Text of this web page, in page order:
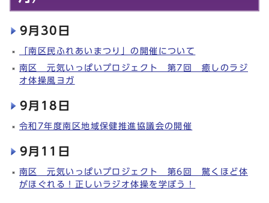
9月30日
「南区民ふれあいまつり」の開催について
南区 元気いっぱいプロジェクト 第7回 癒しのラジ
オ体操風ヨガ
9月18日
令和7年度南区地域保健推進協議会の開催
9月11日
南区 元気いっぱいプロジェクト 第6回 驚くほど体
がほぐれる！正しいラジオ体操を学ぼう！